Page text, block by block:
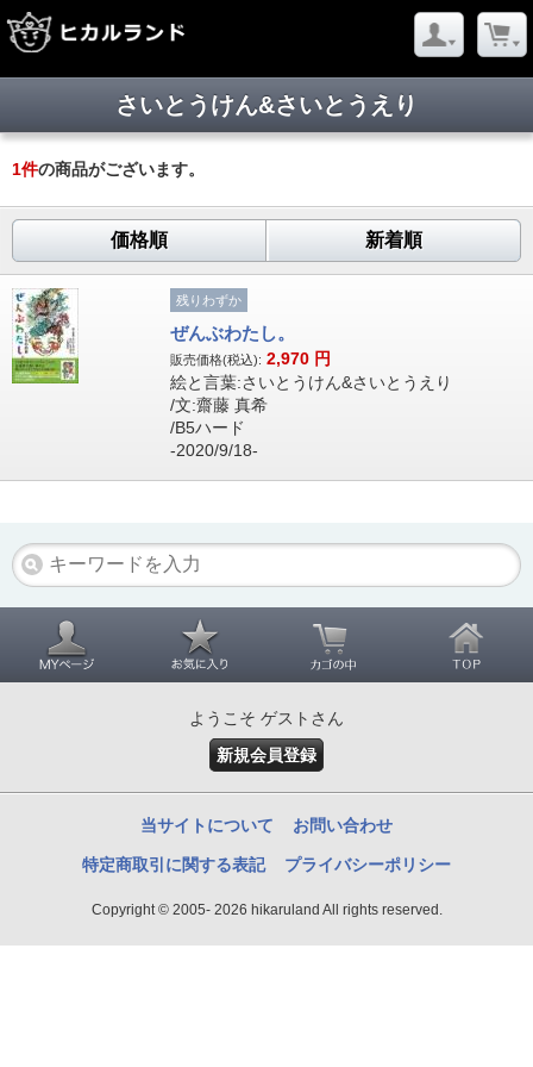
さいとうけん&さいとうえり
1件の商品がございます。
価格順 新着順
残りわずか
ぜんぶわたし。
販売価格(税込): 2,970 円
絵と言葉:さいとうけん&さいとうえり
/文:齋藤 真希
/B5ハード
-2020/9/18-
ようこそ ゲストさん
新規会員登録
当サイトについて お問い合わせ
特定商取引に関する表記 プライバシーポリシー
Copyright © 2005- 2026 hikaruland All rights reserved.